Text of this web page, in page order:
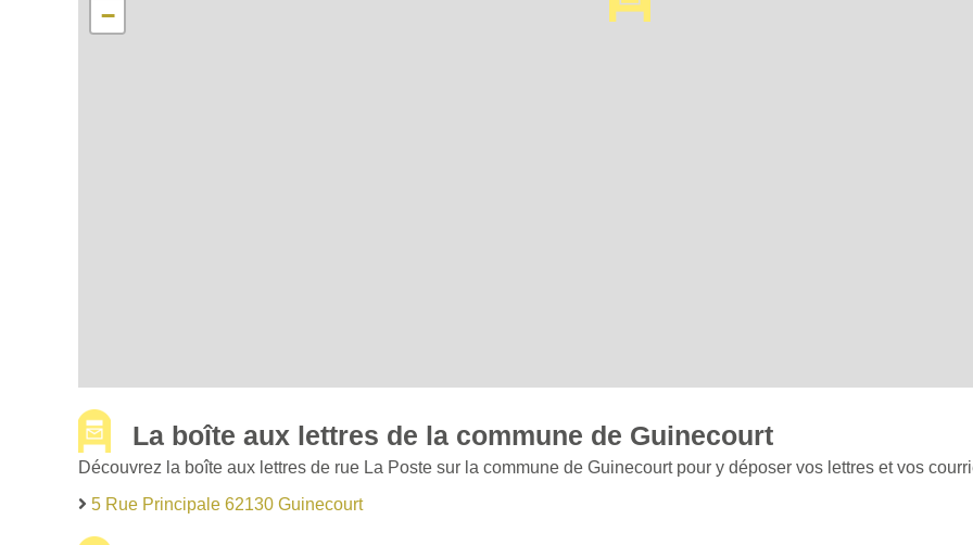
−
La boîte aux lettres de la commune de Guinecourt
Découvrez la boîte aux lettres de rue La Poste sur la commune de Guinecourt pour y déposer vos lettres et vos
5 Rue Principale 62130 Guinecourt